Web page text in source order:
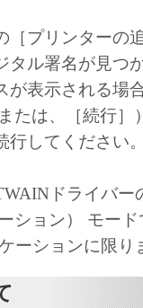
むものとします
して許諾します
ークを通じて接
ピューターの使
させることがで
に本契約書上の
の履行に関し全
づいて「本ソフ
して、「本ソフ
る場合を除き、
［プリンターの
タル署名が見つ
が表示される場
たは、［続行］
行してください
ドライバー
ション） モー
ーションに限り